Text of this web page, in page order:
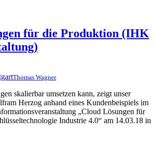
für die Produktion (IHK
Thomas Wagner
skalierbar umsetzen kann, zeigt unser
Herzog anhand eines Kundenbeispiels im
„Cloud Lösungen für
Industrie 4.0“ am 14.03.18 in